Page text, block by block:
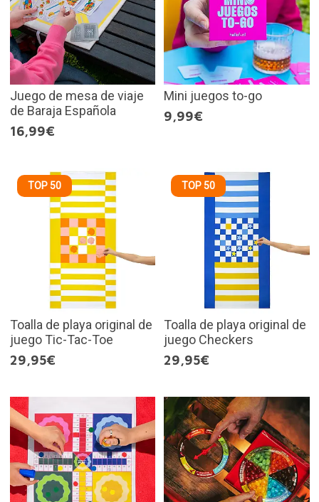
Juego de mesa de viaje
de Baraja Española
16,99€
Mini juegos to-go
9,99€
TOP 50
Toalla de playa original de
juego Tic-Tac-Toe
29,95€
TOP 50
Toalla de playa original de
juego Checkers
29,95€